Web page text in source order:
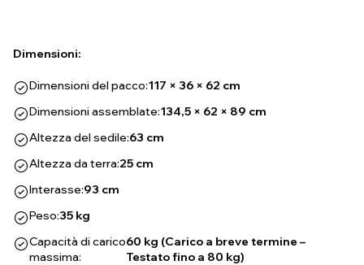
Dimensioni:
Dimensioni del pacco:117 × 36 × 62 cm
Dimensioni assemblate:134,5 × 62 × 89 cm
Altezza del sedile:63 cm
Altezza da terra:25 cm
Interasse:93 cm
Peso:35 kg
Capacità di carico
massima:
60 kg (Carico a breve termine –
Testato fino a 80 kg)